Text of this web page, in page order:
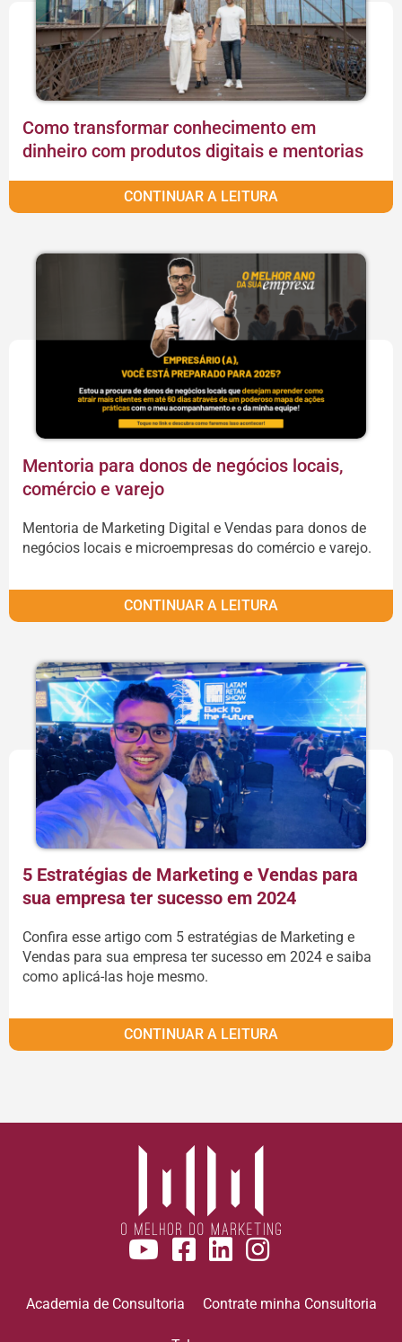
Como transformar conhecimento em
dinheiro com produtos digitais e mentorias
CONTINUAR A LEITURA
Mentoria para donos de negócios locais,
comércio e varejo
Mentoria de Marketing Digital e Vendas para donos de
negócios locais e microempresas do comércio e varejo.
CONTINUAR A LEITURA
5 Estratégias de Marketing e Vendas para
sua empresa ter sucesso em 2024
Confira esse artigo com 5 estratégias de Marketing e
Vendas para sua empresa ter sucesso em 2024 e saiba
como aplicá-las hoje mesmo.
CONTINUAR A LEITURA
Academia de Consultoria Contrate minha Consultoria